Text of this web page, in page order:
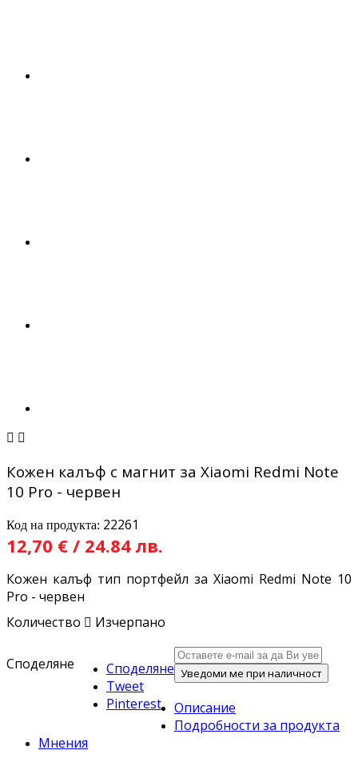
 
Кожен калъф с магнит за Xiaomi Redmi Note
10 Pro - червен
Код на продукта: 22261
12,70 € / 24.84 лв.
Кожен калъф тип портфейл за Xiaomi Redmi Note 10
Pro - червен
Количество  Изчерпано
Споделяне
Споделяне
Tweet
Pinterest
Уведоми ме при наличност
Описание
Подробности за продукта
Мнения